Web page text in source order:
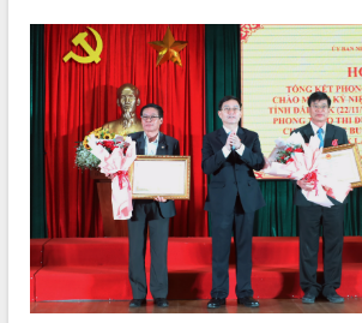
tỉnh khóa XI quyết nghị nhiều nội dung
quan trọng
Bí thư Tỉnh ủy Lương Nguyễn Minh
Triết thăm, tặng quà người có công với
cách mạng
Rà soát, hoàn thiện hệ thống thiết chế
văn hóa, thể thao đáp ứng yêu cầu
phát triển mới
Thường trực HĐND tỉnh Đắk Lắk gặp
mặt Đoàn chuyên gia y tế TP. Hồ Chí
Minh
LIÊN KẾT WEB
THỐNG KÊ TRUY CẬP